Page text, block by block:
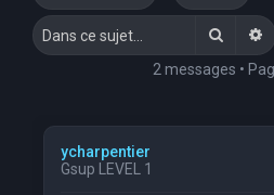
2 messages •
ycharpentier
Gsup LEVEL 1